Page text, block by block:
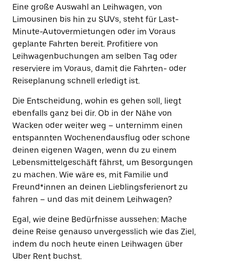
Eine große Auswahl an Leihwagen, von
Limousinen bis hin zu SUVs, steht für Last-
Minute-Autovermietungen oder im Voraus
geplante Fahrten bereit. Profitiere von
Leihwagenbuchungen am selben Tag oder
reserviere im Voraus, damit die Fahrten- oder
Reiseplanung schnell erledigt ist.
Die Entscheidung, wohin es gehen soll, liegt
ebenfalls ganz bei dir. Ob in der Nähe von
Wacken oder weiter weg – unternimm einen
entspannten Wochenendausflug oder schone
deinen eigenen Wagen, wenn du zu einem
Lebensmittelgeschäft fährst, um Besorgungen
zu machen. Wie wäre es, mit Familie und
Freund*innen an deinen Lieblingsferienort zu
fahren – und das mit deinem Leihwagen?
Egal, wie deine Bedürfnisse aussehen: Mache
deine Reise genauso unvergesslich wie das Ziel,
indem du noch heute einen Leihwagen über
Uber Rent buchst.